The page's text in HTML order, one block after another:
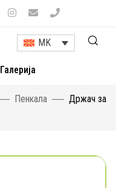
MK
Галерија
Пенкала
Држач за